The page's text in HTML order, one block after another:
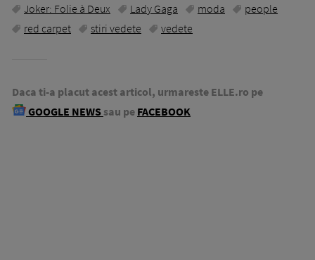
Joker: Folie à Deux
Lady Gaga moda
people
red carpet
stiri vedete vedete
Daca ti-a placut acest articol, urmareste ELLE.ro pe
GOOGLE NEWS sau pe FACEBOOK